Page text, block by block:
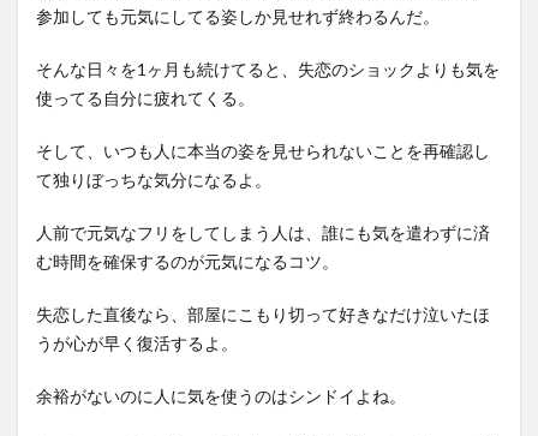
参加しても元気にしてる姿しか見せれず終わるんだ。
そんな日々を1ヶ月も続けてると、失恋のショックよりも気を
使ってる自分に疲れてくる。
そして、いつも人に本当の姿を見せられないことを再確認し
て独りぼっちな気分になるよ。
人前で元気なフリをしてしまう人は、誰にも気を遣わずに済
む時間を確保するのが元気になるコツ。
失恋した直後なら、部屋にこもり切って好きなだけ泣いたほ
うが心が早く復活するよ。
余裕がないのに人に気を使うのはシンドイよね。